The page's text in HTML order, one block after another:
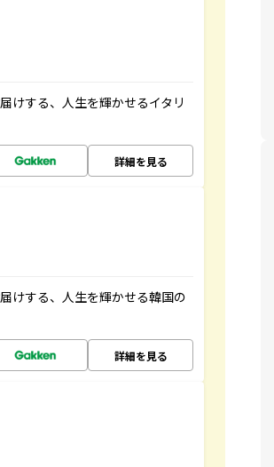
けする、人生を輝かせるイタリ
詳細を見る
けする、人生を輝かせる韓国の
詳細を見る